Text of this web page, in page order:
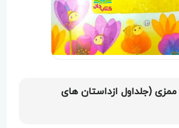
(جلداول ازداستان‌ های